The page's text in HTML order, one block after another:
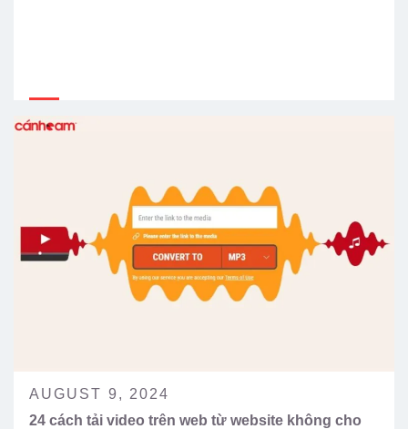
AUGUST 9, 2024
24 cách tải video trên web từ website không cho